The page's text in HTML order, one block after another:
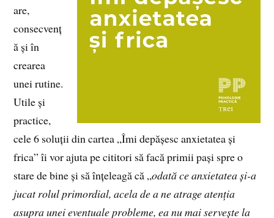
are,
consecvenț
ă și în
crearea
unei rutine.
Utile și
practice,
cele 6 soluții din cartea „Îmi depășesc anxietatea și
frica” îi vor ajuta pe cititori să facă primii pași spre o
stare de bine și să înțeleagă că „odată ce anxietatea și-a
jucat rolul primordial, acela de a ne atrage atenția
asupra unei eventuale probleme, ea nu mai servește la